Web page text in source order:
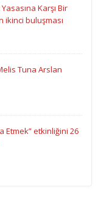
Karşı Bir
buluşması
Tuna Arslan
Etmek” etkinliğini 26